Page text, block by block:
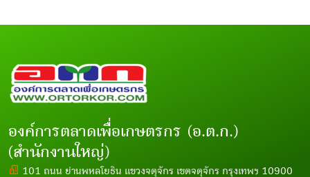
องค์การตลาดเพื่อเกษตรกร (อ.ต.ก.)
(สำนักงานใหญ่)
101 ถนน ย่านพหลโยธิน แขวงจตุจักร เขตจตุจักร กรุงเทพฯ 10900